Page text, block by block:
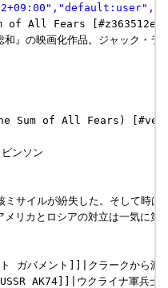
of All Fears [#z363512e]
』の映画化作品。ジャック・ラ
The Sum of All Fears)
ンソン
サイルが紛失した。そして時は
リカとロシアの対立は一気に第
ガバメント]]|クラークから渡
AK74]]|ウクライナ軍兵士